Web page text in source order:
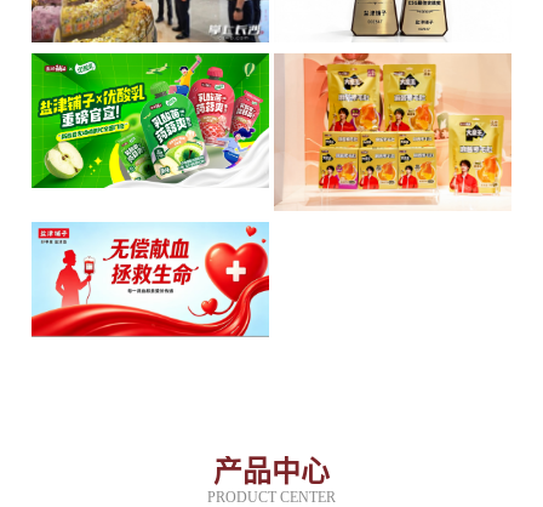
产品中心
PRODUCT CENTER